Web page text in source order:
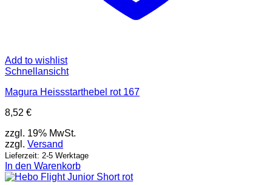
Add to wishlist
Schnellansicht
Magura Heissstarthebel rot 167
8,52 €
zzgl. 19% MwSt.
zzgl. Versand
Lieferzeit: 2-5 Werktage
In den Warenkorb